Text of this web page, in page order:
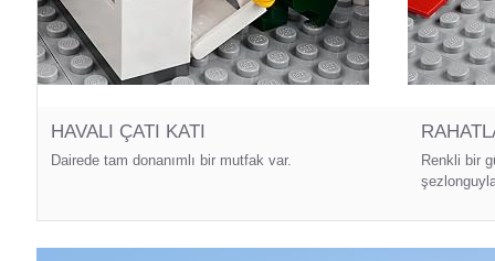
HAVALI ÇATI KATI
Dairede tam donanımlı bir mutfak var.
Renkli bir